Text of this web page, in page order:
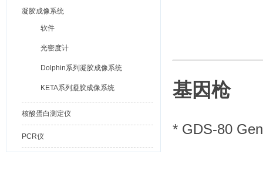
凝胶成像系统
软件
光密度计
Dolphin系列凝胶成像系统
KETA系列凝胶成像系统
核酸蛋白测定仪
PCR仪
基因枪
* GDS-80